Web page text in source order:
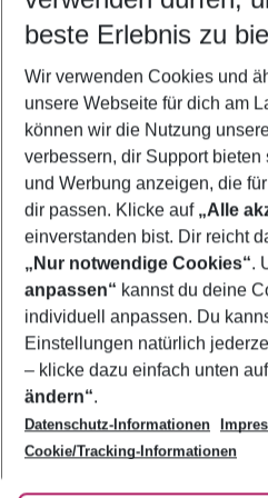
5-8
2 Erwachsene Keine Kinder
Mehr Filter
Footer
Footer navigation
Über uns
AGB
Bestpreisgarantie
Cookie-Einstellungen ändern
Cookie-Richtlinie
Agenturbetreuung
Barrierefreies Reisen
Folge uns
beste Erlebnis zu
Wir verwenden Cookies und
unsere Webseite für dich am
können wir die Nutzung
verbessern, dir Support
und Werbung anzeigen, die
dir passen. Klicke auf „Alle
einverstanden bist. Dir reicht
„Nur notwendige Cookies“.
anpassen“ kannst du deine
individuell anpassen. Du
Einstellungen natürlich
– klicke dazu einfach unten auf
ändern“.
Datenschutz-Informationen
Cookie/Tracking-Informationen